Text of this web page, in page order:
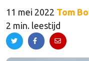
11 mei 2022 Tom
2 min. leestijd